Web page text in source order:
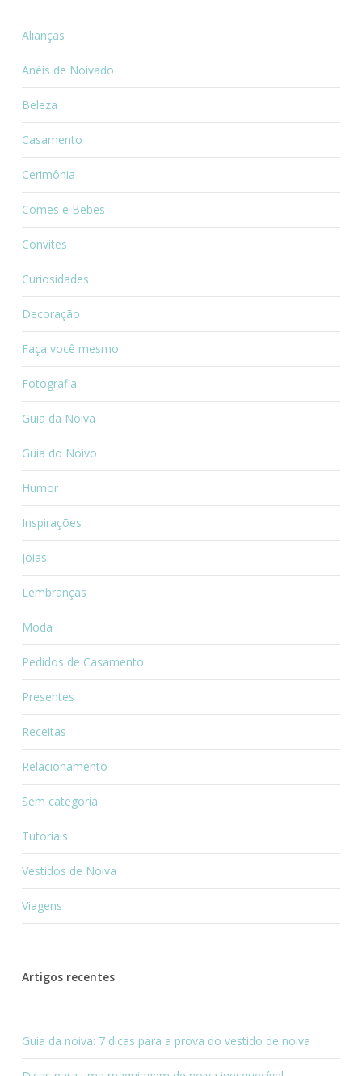
Alianças
Anéis de Noivado
Beleza
Casamento
Cerimônia
Comes e Bebes
Convites
Curiosidades
Decoração
Faça você mesmo
Fotografia
Guia da Noiva
Guia do Noivo
Humor
Inspirações
Joias
Lembranças
Moda
Pedidos de Casamento
Presentes
Receitas
Relacionamento
Sem categoria
Tutoriais
Vestidos de Noiva
Viagens
Artigos recentes
Guia da noiva: 7 dicas para a prova do vestido de noiva